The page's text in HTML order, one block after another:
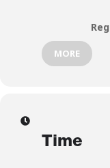
MORE
Time